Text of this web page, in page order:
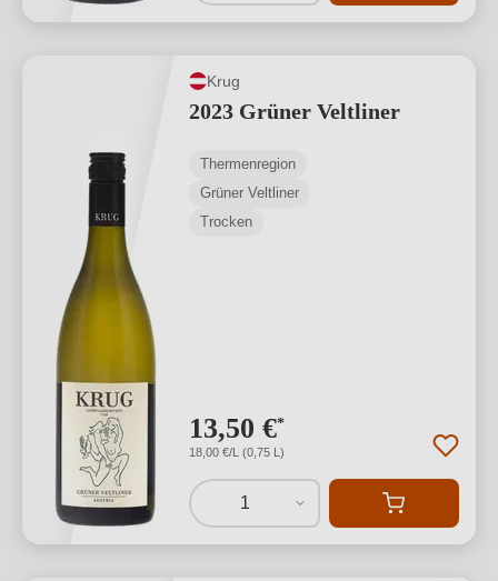
Krug
2023 Grüner Veltliner
Thermenregion
Grüner Veltliner
Trocken
13,50 €*
18,00 €/L (0,75 L)
1